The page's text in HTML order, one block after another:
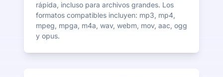
rápida, incluso para archivos grandes. Los
formatos compatibles incluyen: mp3, mp4,
mpeg, mpga, m4a, wav, webm, mov, aac, ogg
y opus.